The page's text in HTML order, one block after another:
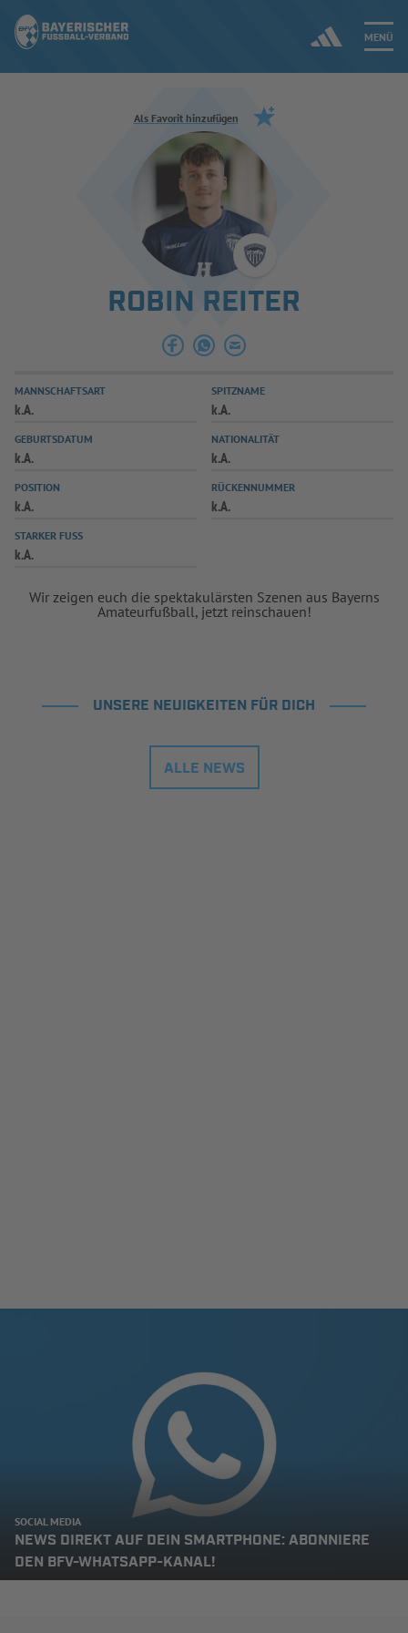
MENÜ
Jetzt einloggen
ERGEBNISSE & WETTBEWERBE
SPIELBETRIEB & VERBANDSLEBEN
AUSBILDUNG & FÖRDERUNG
SPIELPLUS
Als Favorit hinzufügen
ROBIN REITER
MANNSCHAFTSART
k.A.
SPITZNAME
k.A.
GEBURTSDATUM
k.A.
NATIONALITÄT
k.A.
POSITION
k.A.
RÜCKENNUMMER
k.A.
STARKER FUSS
k.A.
Wir zeigen euch die spektakulärsten Szenen aus Bayerns
Amateurfußball, jetzt reinschauen!
UNSERE NEUIGKEITEN FÜR DICH
ALLE NEWS
SOCIAL MEDIA
NEWS DIREKT AUF DEIN SMARTPHONE: ABONNIERE
DEN BFV-WHATSAPP-KANAL!